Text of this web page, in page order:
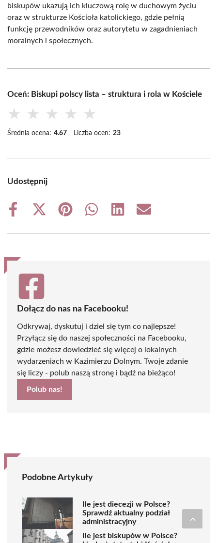
biskupów ukazują ich kluczową rolę w duchowym życiu
oraz w strukturze Kościoła katolickiego, gdzie pełnią
funkcję przewodników oraz autorytetu w zagadnieniach
moralnych i społecznych.
Oceń: Biskupi polscy lista – struktura i rola w Kościele
★ ★ ★ ★ ★
Średnia ocena: 4.67 Liczba ocen: 23
Udostępnij
Share
Share
(Twitter)
Share
Share
Share
Share
Dołącz do nas na Facebooku!
Odkrywaj, dyskutuj i dziel się tym co najlepsze!
Przyłącz się do naszej społeczności na Facebooku,
gdzie możesz dowiedzieć się więcej o lokalnych
wydarzeniach w Kazimierzu Dolnym. Twoje zdanie
się liczy - polub naszą stronę i bądź na bieżąco!
Polub nas!
Podobne Artykuły
Ile jest diecezji w Polsce?
Sprawdź aktualny podział
administracyjny
Ile jest biskupów w Polsce?